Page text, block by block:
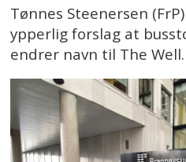
Tønnes Steenersen
ypperlig forslag at
endrer navn til The Well.